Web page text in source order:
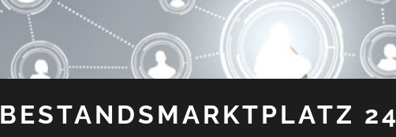
BESTANDSMARKTPLATZ 24